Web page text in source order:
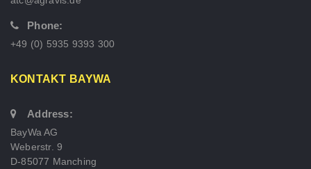
Phone:
+49 (0) 5935 9393 300
KONTAKT BAYWA
Address:
BayWa AG
Weberstr. 9
D-85077 Manching